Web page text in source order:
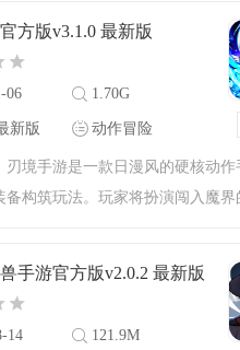
。Q版暗黑画风融合克苏鲁元素，
方版v3.1.0 最新版
06 1.70G
新版 动作冒险
刃境手游是一款日漫风的硬核动作
备构筑玩法。玩家将扮演闯入魔界
成元素，打造独特战斗套路，还
手游官方版v2.0.2 最新版
14 121.9M